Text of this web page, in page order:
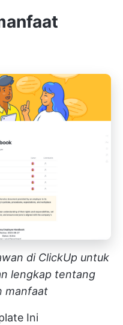
di ClickUp untuk
lengkap tentang
manfaat
Ini